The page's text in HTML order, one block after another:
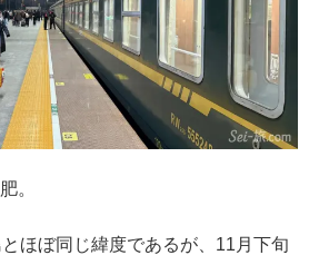
。
ほぼ同じ緯度であるが、11月下旬